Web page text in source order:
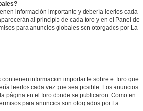
información importante y debería leerlos cada
al principio de cada foro y en el Panel de
para anuncios globales son otorgados por La
contienen información importante sobre el foro que
leerlos cada vez que sea posible. Los anuncios
página en el foro donde se publicaron. Como en
para anuncios son otorgados por La